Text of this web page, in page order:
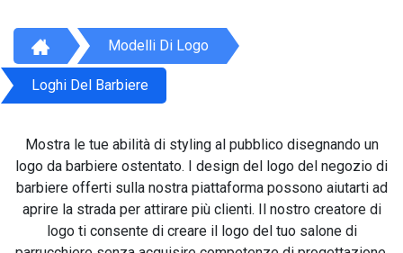
Modelli Di Logo
Loghi Del Barbiere
Mostra le tue abilità di styling al pubblico disegnando un
logo da barbiere ostentato. I design del logo del negozio di
barbiere offerti sulla nostra piattaforma possono aiutarti ad
aprire la strada per attirare più clienti. Il nostro creatore di
logo ti consente di creare il logo del tuo salone di